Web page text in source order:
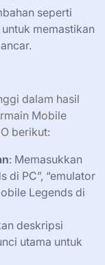
seperti
memastikan
dalam hasil
Mobile
berikut:
: Memasukkan
di PC”, “emulator
Legends di
deskripsi
utama untuk